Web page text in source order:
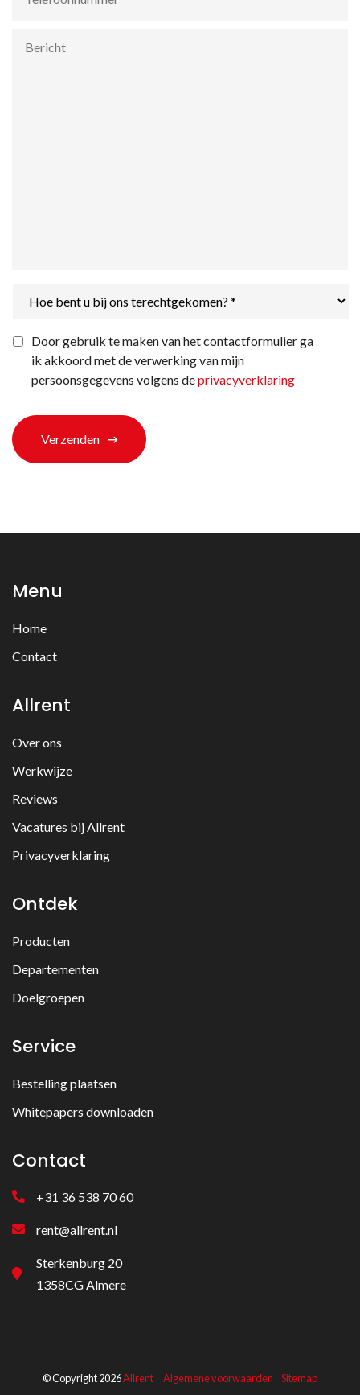
bent
bij
ons
terechtgekomen?
Privacyverklaring *
Door gebruik te maken van het contactformulier ga
ik akkoord met de verwerking van mijn
persoonsgegevens volgens deprivacyverklaring
Verzenden
Menu
Home
Contact
Allrent
Over ons
Werkwijze
Reviews
Vacatures bij Allrent
Privacyverklaring
Ontdek
Producten
Departementen
Doelgroepen
Service
Bestelling plaatsen
Whitepapers downloaden
Contact
+31 36 538 70 60
rent@allrent.nl
Sterkenburg 20
1358CG Almere
© Copyright 2026Allrent Algemene voorwaarden Sitemap